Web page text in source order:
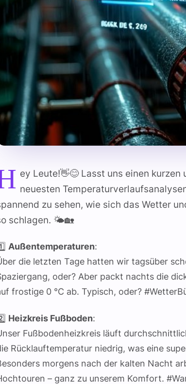
ey Leute!👋😊 Lasst uns einen
neuesten
zu sehen, wie sich das Wetter
schlagen. 🌤️🏡
Außentemperaturen:
die letzten Tage hatten wir tagsüber
oder? Aber packt nachts die
frostige 0 °C ab. Typisch, oder?
Heizkreis Fußboden:
Fußbodenheizkreis läuft
Rücklauftemperatur niedrig, was eine
morgens nach der kalten Nacht
– ganz zu unserem Komfort.